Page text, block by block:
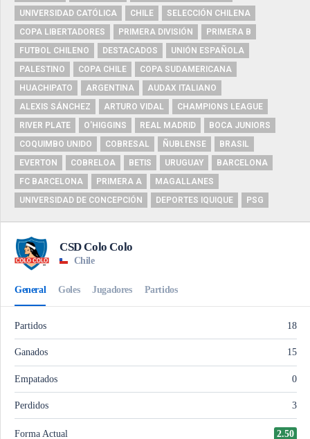
UNIVERSIDAD CATÓLICA
CHILE
SELECCIÓN CHILENA
COPA LIBERTADORES
PRIMERA DIVISIÓN
PRIMERA B
FUTBOL CHILENO
DESTACADOS
UNIÓN ESPAÑOLA
PALESTINO
COPA CHILE
COPA SUDAMERICANA
HUACHIPATO
ARGENTINA
AUDAX ITALIANO
ALEXIS SÁNCHEZ
ARTURO VIDAL
CHAMPIONS LEAGUE
RIVER PLATE
O'HIGGINS REAL MADRID
BOCA JUNIORS
COQUIMBO UNIDO
COBRESAL ÑUBLENSE
BRASIL
EVERTON
COBRELOA BETIS URUGUAY
BARCELONA
FC BARCELONA
PRIMERA A
MAGALLANES
UNIVERSIDAD DE CONCEPCIÓN
DEPORTES IQUIQUE PSG